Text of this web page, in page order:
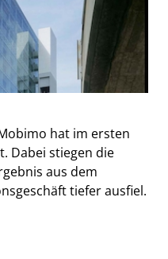
hat im ersten
Dabei stiegen die
aus dem
tiefer ausfiel.